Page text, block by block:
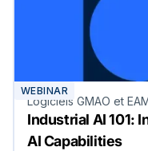
WEBINAR
Logiciels GMAO et
Industrial AI 101:
AI Capabilities